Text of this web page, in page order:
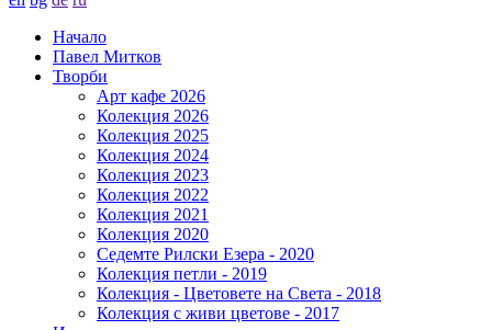
Начало
Павел Митков
Творби
Арт кафе 2026
Колекция 2026
Колекция 2025
Колекция 2024
Колекция 2023
Колекция 2022
Колекция 2021
Колекция 2020
Седемте Рилски Езера - 2020
Колекция петли - 2019
Колекция - Цветовете на Света - 2018
Колекция с живи цветове - 2017